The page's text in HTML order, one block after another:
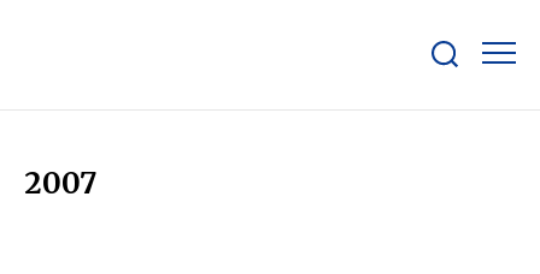
bar
2007